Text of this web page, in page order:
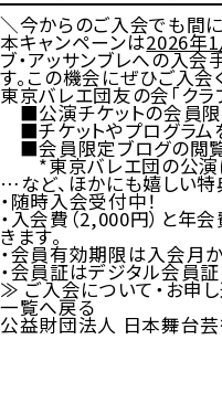
＼今からのご入会でも間
本キャンペーンは2026年
ブ・アッサンブレへの入
す。この機会にぜひご入会
東京バレエ団友の会「クラ
■公演チケットの会員
■チケットやプログラ
■会員限定ブログの閲
*東京バレエ団の公演
…など、ほかにも嬉しい特
・随時入会受付中！
・入会費（2,000円）と年
きます。
・会員有効期限は入会月
・会員証はデジタル会員証
≫ ご入会について・お申
一覧へ戻る
公益財団法人 日本舞台